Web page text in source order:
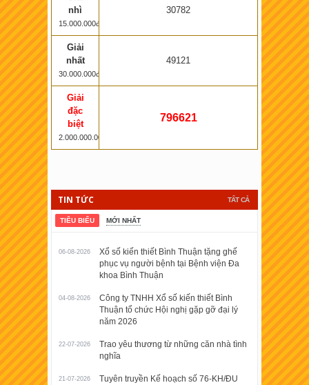
nhì
15.000.000đ
30782
Giải
nhất
30.000.000đ
49121
Giải
đặc
biệt
2.000.000.000đ
796621
TẤT CẢ
TIN TỨC
TIÊU BIỂU MỚI NHẤT
06-08-2026
Xổ số kiến thiết Bình Thuận tặng ghế
phục vụ người bệnh tại Bệnh viện Đa
khoa Bình Thuận
04-08-2026
Công ty TNHH Xổ số kiến thiết Bình
Thuận tổ chức Hội nghị gặp gỡ đại lý
năm 2026
22-07-2026
Trao yêu thương từ những căn nhà tình
nghĩa
21-07-2026
Tuyên truyền Kế hoạch số 76-KH/ĐU